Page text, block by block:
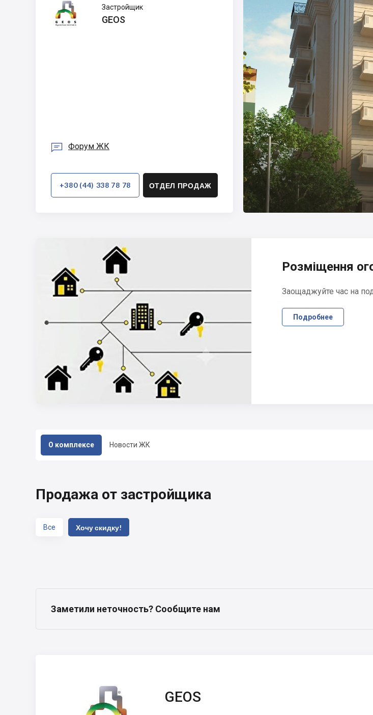
О комплексе Новости ЖК
GEOS
Застройщик
GEOS
 Форум ЖК
+380 (44) 338 78 78 ОТДЕЛ ПРОДАЖ
Розміщення
Заощаджуйте час на
Подробнее
Продажа от застройщика
Все Хочу скидку!
Заметили неточность? Сообщите нам
GEOS